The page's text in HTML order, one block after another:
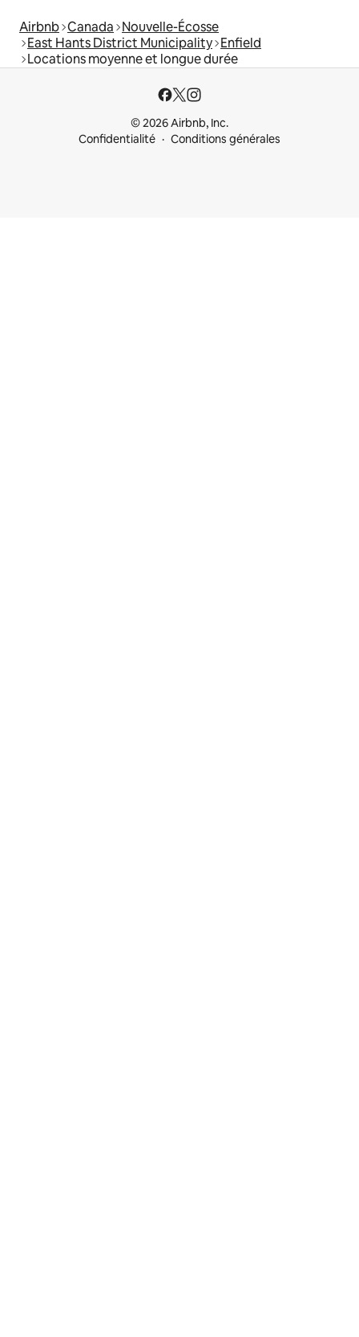
Airbnb Canada Nouvelle-Écosse
East Hants District Municipality Enfield
Locations moyenne et longue durée
© 2026 Airbnb, Inc.
Confidentialité
Conditions générales